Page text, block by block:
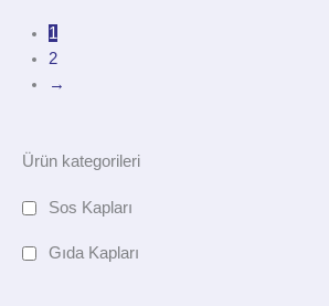
Ürün kategorileri
Sos Kapları
Gıda Kapları
1
2
→